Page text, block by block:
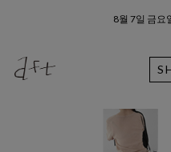
8월 7일 금요